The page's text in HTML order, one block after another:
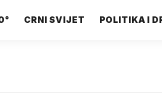
CRNI SVIJET POLITIKA I